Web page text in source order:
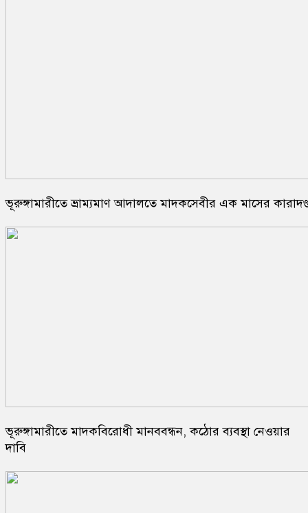
ভূরুঙ্গামারীতে ভ্রাম্যমাণ আদালতে মাদকসেবীর এক মাসের
ভূরুঙ্গামারীতে মাদকবিরোধী মানববন্ধন, কঠোর ব্যবস্থা নেওয়ার
দাবি